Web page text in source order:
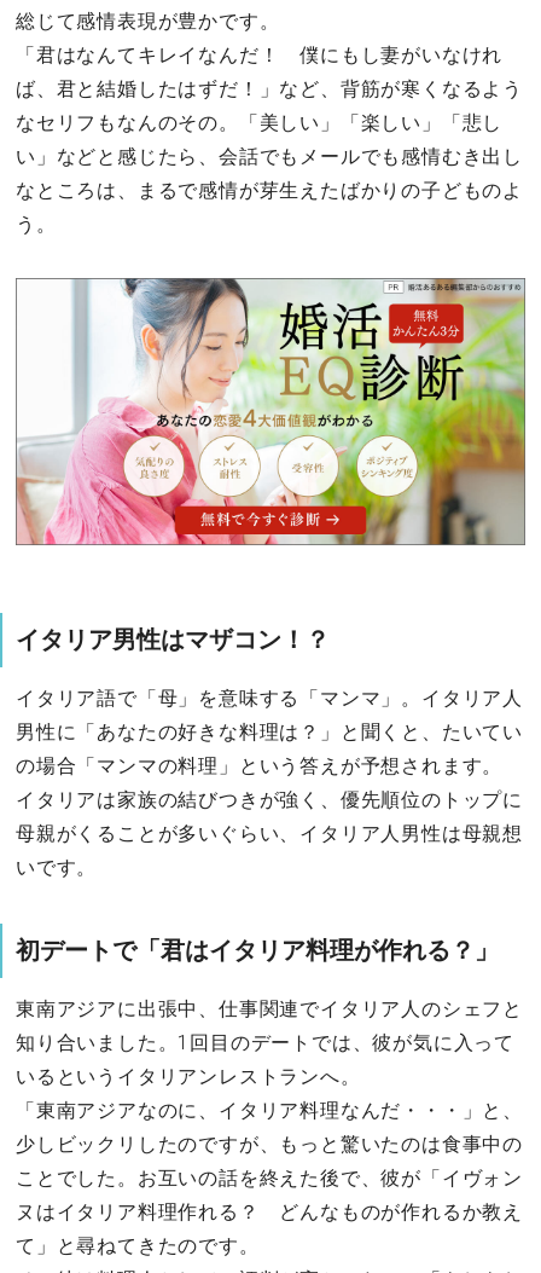
総じて感情表現が豊かです。
「君はなんてキレイなんだ！ 僕にもし妻がいなけれ
ば、君と結婚したはずだ！」など、背筋が寒くなるよう
なセリフもなんのその。「美しい」「楽しい」「悲し
い」などと感じたら、会話でもメールでも感情むき出し
なところは、まるで感情が芽生えたばかりの子どものよ
う。
イタリア男性はマザコン！？
イタリア語で「母」を意味する「マンマ」。イタリア人
男性に「あなたの好きな料理は？」と聞くと、たいてい
の場合「マンマの料理」という答えが予想されます。
イタリアは家族の結びつきが強く、優先順位のトップに
母親がくることが多いぐらい、イタリア人男性は母親想
いです。
初デートで「君はイタリア料理が作れる？」
東南アジアに出張中、仕事関連でイタリア人のシェフと
知り合いました。1回目のデートでは、彼が気に入って
いるというイタリアンレストランへ。
「東南アジアなのに、イタリア料理なんだ・・・」と、
少しビックリしたのですが、もっと驚いたのは食事中の
ことでした。お互いの話を終えた後で、彼が「イヴォン
ヌはイタリア料理作れる？ どんなものが作れるか教え
て」と尋ねてきたのです。